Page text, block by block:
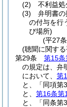
(2)
不利益
(3)
弁明書
の付与を行
び場所)
(平27
(聴聞に関す
第29条
第15
の規定は、弁
において、 第
と、「同項第
と、 第16条第
と、「同条第